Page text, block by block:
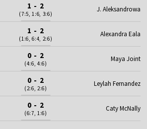
1 - 2
(7:5, 1:6, 3:6)
J. Aleksandrowa
1 - 2
(1:6, 6:4, 2:6)
Alexandra Eala
0 - 2
(4:6, 4:6)
Maya Joint
0 - 2
(2:6, 2:6)
Leylah Fernandez
0 - 2
(6:7, 1:6)
Caty McNally